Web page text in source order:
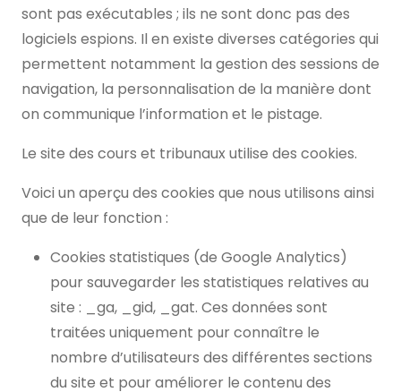
sont pas exécutables ; ils ne sont donc pas des
logiciels espions. Il en existe diverses catégories qui
permettent notamment la gestion des sessions de
navigation, la personnalisation de la manière dont
on communique l’information et le pistage.
Le site des cours et tribunaux utilise des cookies.
Voici un aperçu des cookies que nous utilisons ainsi
que de leur fonction :
Cookies statistiques (de Google Analytics)
pour sauvegarder les statistiques relatives au
site : _ga, _gid, _gat. Ces données sont
traitées uniquement pour connaître le
nombre d’utilisateurs des différentes sections
du site et pour améliorer le contenu des